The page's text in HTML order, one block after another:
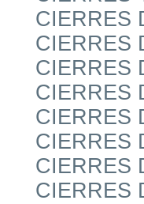
CIERRES
CIERRES
CIERRES
CIERRES
CIERRES
CIERRES
CIERRES
CIERRES